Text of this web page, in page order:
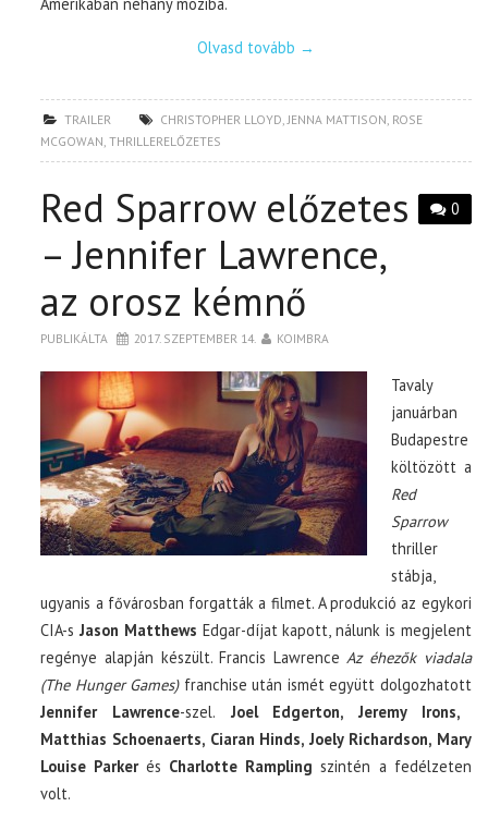
Olvasd tovább →
TRAILER CHRISTOPHER LLOYD,JENNA MATTISON, ROSE
MCGOWAN,THRILLERELŐZETES
0
Red Sparrow előzetes
– Jennifer Lawrence,
az orosz kémnő
PUBLIKÁLTA 2017. SZEPTEMBER 14. KOIMBRA
Tavaly
januárban
Budapestre
költözött a
Red
Sparrow
thriller
stábja,
ugyanis a fővárosban forgatták a filmet. A produkció az egykori
CIA-sJason Matthews Edgar-díjat kapott, nálunk is megjelent
regénye alapján készült. Francis LawrenceAz éhezők viadala
(The Hunger Games)franchise után ismét együtt dolgozhatott
Jennifer Lawrence-szel. Joel Edgerton, Jeremy Irons,
Matthias Schoenaerts, Ciaran Hinds, Joely Richardson, Mary
Louise Parkerés Charlotte Rampling szintén a fedélzeten
volt.